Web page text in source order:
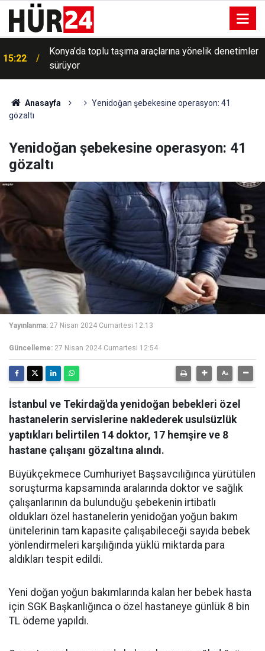
15:22
Konya’da toplu taşıma araçlarına yönelik denetimler
sürüyor
Anasayfa
Yenidoğan şebekesine operasyon: 41
gözaltı
Yenidoğan şebekesine operasyon: 41
gözaltı
Yayınlanma: 27 Nisan 2024 Cumartesi 12:13
Güncelleme: 27 Nisan 2024 Cumartesi 12:54
İstanbul ve Tekirdağ'da yenidoğan bebekleri özel
hastanelerin servislerine naklederek usulsüzlük
yaptıkları belirtilen 14 doktor, 17 hemşire ve 8
hastane çalışanı gözaltına alındı.
Büyükçekmece Cumhuriyet Başsavcılığınca yürütülen
soruşturma kapsamında aralarında doktor ve sağlık
çalışanlarının da bulunduğu şebekenin irtibatlı
oldukları özel hastanelerin yenidoğan yoğun bakım
ünitelerinin tam kapasite çalışabileceği sayıda bebek
yönlendirmeleri karşılığında yüklü miktarda para
aldıkları tespit edildi.
Yeni doğan yoğun bakımlarında kalan her bebek hasta
için SGK Başkanlığınca o özel hastaneye günlük 8 bin
TL ödeme yapıldı.